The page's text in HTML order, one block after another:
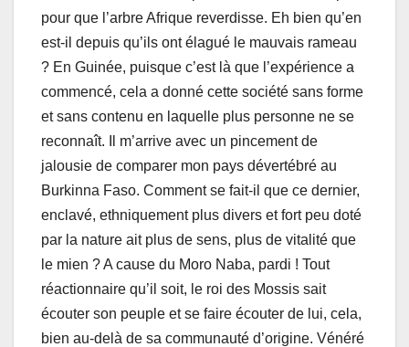
pour que l’arbre Afrique reverdisse. Eh bien qu’en
est-il depuis qu’ils ont élagué le mauvais rameau
? En Guinée, puisque c’est là que l’expérience a
commencé, cela a donné cette société sans forme
et sans contenu en laquelle plus personne ne se
reconnaît. Il m’arrive avec un pincement de
jalousie de comparer mon pays dévertébré au
Burkinna Faso. Comment se fait-il que ce dernier,
enclavé, ethniquement plus divers et fort peu doté
par la nature ait plus de sens, plus de vitalité que
le mien ? A cause du Moro Naba, pardi ! Tout
réactionnaire qu’il soit, le roi des Mossis sait
écouter son peuple et se faire écouter de lui, cela,
bien au-delà de sa communauté d’origine. Vénéré